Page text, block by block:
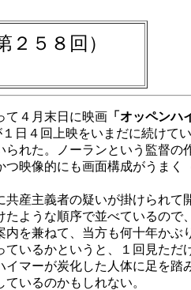
２５８回）
て４月末日に映画 「オッペンハ
４回上映をいまだに続けて
れた。ノーランという監督の
映像的にも画面構成がうまく
産主義者の疑いが掛けられて
ような順序で並べているので
を兼ねて、当方も何十年かぶ
いるかというと、１回見ただ
マーが炭化した人体に足を踏
いるのかもしれない。